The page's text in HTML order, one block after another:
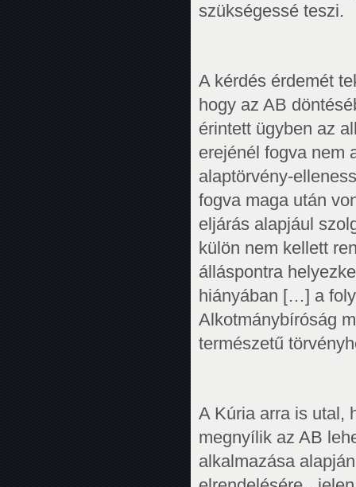
szükségessé teszi.
A kérdés érdemét
hogy az AB
érintett ügyben az
erejénél fogva nem
alaptörvény-
fogva maga után
eljárás alapjául
külön nem kellett
álláspontra
hiányában […] a
Alkotmánybíróság
természetű
A Kúria arra is utal,
megnyílik az AB
alkalmazása